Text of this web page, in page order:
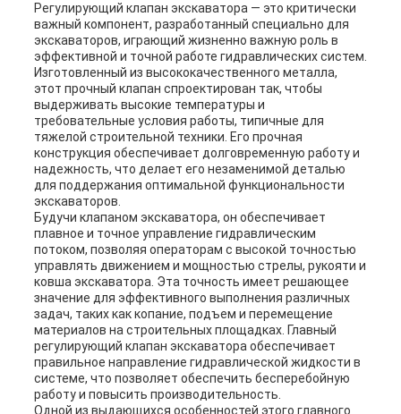
Регулирующий клапан экскаватора — это критически
важный компонент, разработанный специально для
экскаваторов, играющий жизненно важную роль в
эффективной и точной работе гидравлических систем.
Изготовленный из высококачественного металла,
этот прочный клапан спроектирован так, чтобы
выдерживать высокие температуры и
требовательные условия работы, типичные для
тяжелой строительной техники. Его прочная
конструкция обеспечивает долговременную работу и
надежность, что делает его незаменимой деталью
для поддержания оптимальной функциональности
экскаваторов.
Будучи клапаном экскаватора, он обеспечивает
плавное и точное управление гидравлическим
потоком, позволяя операторам с высокой точностью
управлять движением и мощностью стрелы, рукояти и
ковша экскаватора. Эта точность имеет решающее
значение для эффективного выполнения различных
задач, таких как копание, подъем и перемещение
материалов на строительных площадках. Главный
регулирующий клапан экскаватора обеспечивает
правильное направление гидравлической жидкости в
системе, что позволяет обеспечить бесперебойную
работу и повысить производительность.
Одной из выдающихся особенностей этого главного